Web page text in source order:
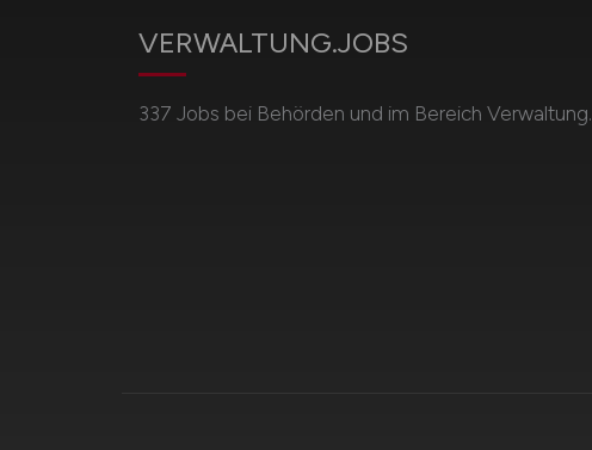
VERWALTUNG.JOBS
337 Jobs bei Behörden und im Bereich Verwaltung.